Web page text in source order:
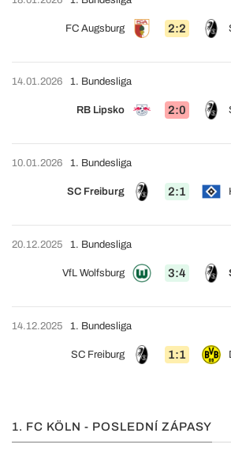
FC Augsburg 2:2
14.01.2026
RB Lipsko 2:0
1. Bundesliga
10.01.2026
SC Freiburg 2:1
1. Bundesliga
20.12.2025
VfL Wolfsburg 3:4
1. Bundesliga
14.12.2025
SC Freiburg 1:1
1. Bundesliga
1. FC KÖLN - POSLEDNÍ ZÁPASY